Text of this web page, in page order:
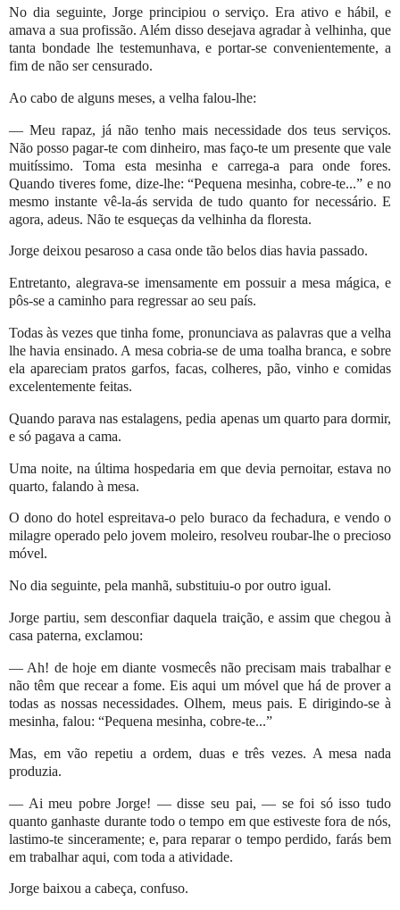
No dia seguinte, Jorge principiou o serviço. Era ativo e hábil, e
amava a sua profissão. Além disso desejava agradar à velhinha, que
tanta bondade lhe testemunhava, e portar-se convenientemente, a
fim de não ser censurado.
Ao cabo de alguns meses, a velha falou-lhe:
— Meu rapaz, já não tenho mais necessidade dos teus serviços.
Não posso pagar-te com dinheiro, mas faço-te um presente que vale
muitíssimo. Toma esta mesinha e carrega-a para onde fores.
Quando tiveres fome, dize-lhe: “Pequena mesinha, cobre-te...” e no
mesmo instante vê-la-ás servida de tudo quanto for necessário. E
agora, adeus. Não te esqueças da velhinha da floresta.
Jorge deixou pesaroso a casa onde tão belos dias havia passado.
Entretanto, alegrava-se imensamente em possuir a mesa mágica, e
pôs-se a caminho para regressar ao seu país.
Todas às vezes que tinha fome, pronunciava as palavras que a velha
lhe havia ensinado. A mesa cobria-se de uma toalha branca, e sobre
ela apareciam pratos garfos, facas, colheres, pão, vinho e comidas
excelentemente feitas.
Quando parava nas estalagens, pedia apenas um quarto para dormir,
e só pagava a cama.
Uma noite, na última hospedaria em que devia pernoitar, estava no
quarto, falando à mesa.
O dono do hotel espreitava-o pelo buraco da fechadura, e vendo o
milagre operado pelo jovem moleiro, resolveu roubar-lhe o precioso
móvel.
No dia seguinte, pela manhã, substituiu-o por outro igual.
Jorge partiu, sem desconfiar daquela traição, e assim que chegou à
casa paterna, exclamou:
— Ah! de hoje em diante vosmecês não precisam mais trabalhar e
não têm que recear a fome. Eis aqui um móvel que há de prover a
todas as nossas necessidades. Olhem, meus pais. E dirigindo-se à
mesinha, falou: “Pequena mesinha, cobre-te...”
Mas, em vão repetiu a ordem, duas e três vezes. A mesa nada
produzia.
— Ai meu pobre Jorge! — disse seu pai, — se foi só isso tudo
quanto ganhaste durante todo o tempo em que estiveste fora de nós,
lastimo-te sinceramente; e, para reparar o tempo perdido, farás bem
em trabalhar aqui, com toda a atividade.
Jorge baixou a cabeça, confuso.